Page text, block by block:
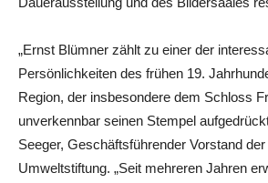
„Ernst Blümner zählt zu einer der
Persönlichkeiten des frühen 19.
Region, der insbesondere dem Schloss
unverkennbar seinen Stempel
Seeger, Geschäftsführender Vorstand
Umweltstiftung. „Seit mehreren Jahren